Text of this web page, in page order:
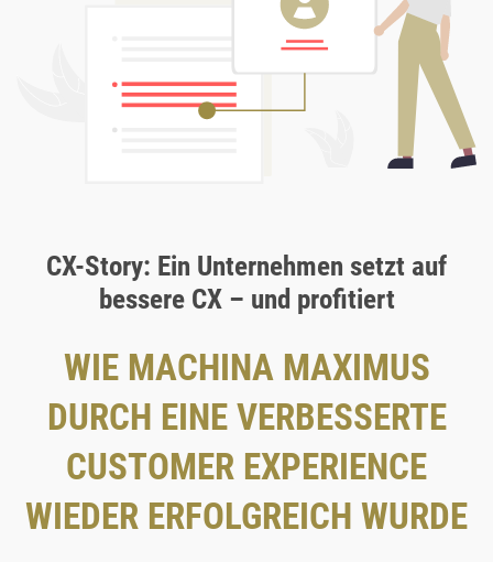
WIE MACHINA MAXIMUS
DURCH EINE VERBESSERTE
CUSTOMER EXPERIENCE
WIEDER ERFOLGREICH WURDE
CX-Story: Ein Unternehmen setzt auf
bessere CX – und profitiert